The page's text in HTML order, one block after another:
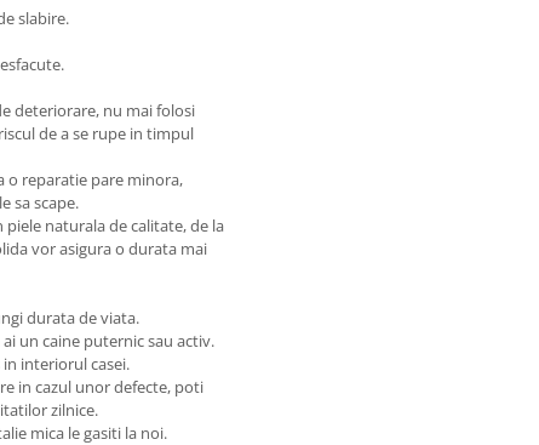
slabire.
deteriorare, nu mai folosi
de a se rupe in timpul
o reparatie pare minora,
sa scape.
naturala de calitate, de la
vor asigura o durata mai
durata de viata.
un caine puternic sau activ.
in interiorul casei.
in cazul unor defecte, poti
zilnice.
mica le gasiti la noi.